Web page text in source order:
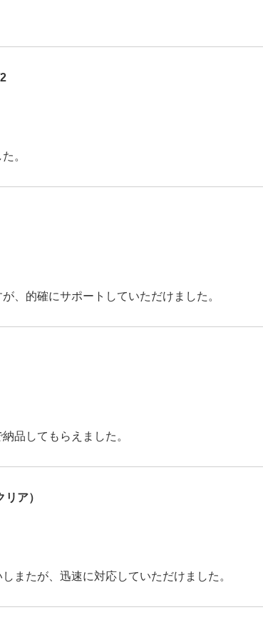
。
、的確にサポートしていただけました。
品してもらえました。
ア）
またが、迅速に対応していただけました。